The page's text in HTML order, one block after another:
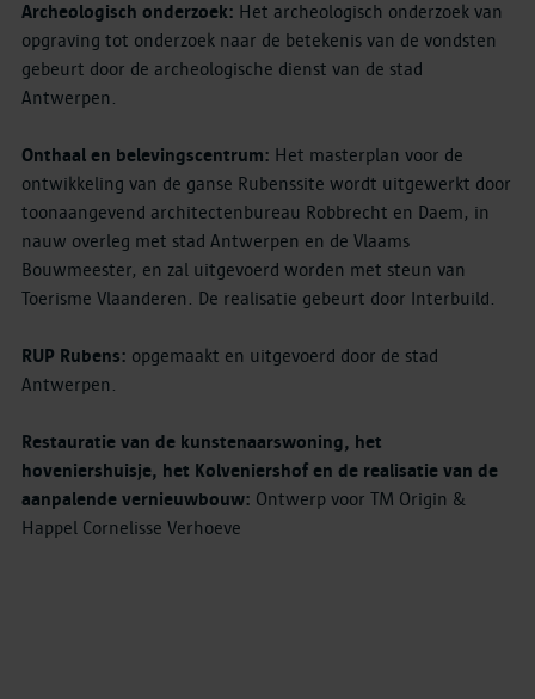
Archeologisch onderzoek: Het archeologisch onderzoek van
opgraving tot onderzoek naar de betekenis van de vondsten
gebeurt door de archeologische dienst van de stad
Antwerpen.
Onthaal en belevingscentrum: Het masterplan voor de
ontwikkeling van de ganse Rubenssite wordt uitgewerkt door
toonaangevend architectenbureau Robbrecht en Daem, in
nauw overleg met stad Antwerpen en de Vlaams
Bouwmeester, en zal uitgevoerd worden met steun van
Toerisme Vlaanderen. De realisatie gebeurt door Interbuild.
RUP Rubens: opgemaakt en uitgevoerd door de stad
Antwerpen.
Restauratie van de kunstenaarswoning, het
hoveniershuisje, het Kolveniershof en de realisatie van de
aanpalende vernieuwbouw: Ontwerp voor TM Origin &
Happel Cornelisse Verhoeve